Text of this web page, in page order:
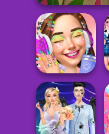
Cool Girl
Aesthetics